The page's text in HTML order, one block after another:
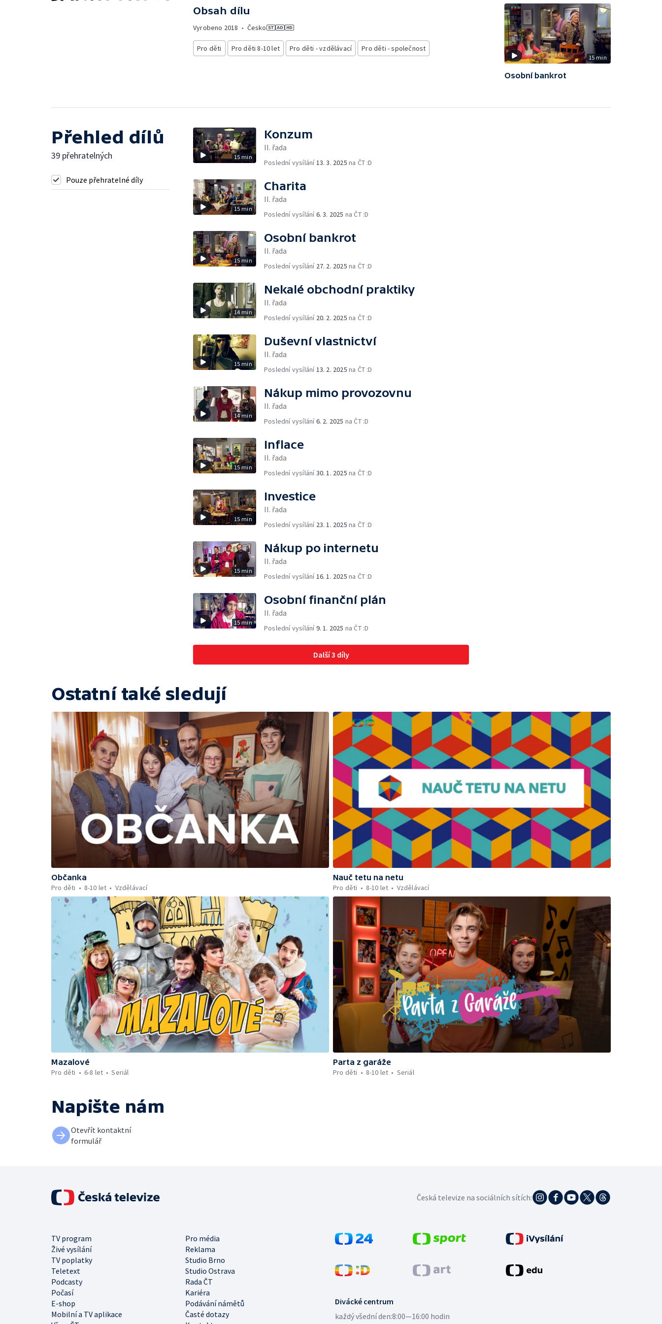
Obsah dílu
Vyrobeno 2018 • Česko
Pro děti Pro děti 8-10 let Pro děti - vzdělávací Pro děti - společnost
15 min
Osobní bankrot
Přehled dílů
39 přehratelných
Pouze přehratelné díly
15 min
Konzum
II. řada
Poslední vysílání 13. 3. 2025 na ČT :D
15 min
Charita
II. řada
Poslední vysílání6. 3. 2025 na ČT :D
15 min
Osobní bankrot
II. řada
Poslední vysílání 27. 2. 2025 na ČT :D
14 min
Nekalé obchodní praktiky
II. řada
Poslední vysílání 20. 2. 2025 na ČT :D
15 min
Duševní vlastnictví
II. řada
Poslední vysílání 13. 2. 2025 na ČT :D
14 min
Nákup mimo provozovnu
II. řada
Poslední vysílání6. 2. 2025 na ČT :D
15 min
Inflace
II. řada
Poslední vysílání30. 1. 2025 na ČT :D
15 min
Investice
II. řada
Poslední vysílání 23. 1. 2025 na ČT :D
15 min
Nákup po internetu
II. řada
Poslední vysílání 16. 1. 2025 na ČT :D
15 min
Osobní finanční plán
II. řada
Poslední vysílání9. 1. 2025 na ČT :D
Další 3 díly
Ostatní také sledují
Občanka
Pro děti
8-10 let Vzdělávací
Nauč tetu na netu
Pro děti
8-10 let Vzdělávací
Mazalové
Pro děti
6-8 let Seriál
Parta z garáže
Pro děti
8-10 let Seriál
Napište nám
Otevřít kontaktní
formulář
Divácké centrum
každý všední den:8:00—16:00 hodin
TV program
Pro média
Živé vysílání
Reklama
TV poplatky
Studio Brno
Teletext
Studio Ostrava
Podcasty
Rada ČT
Počasí
Kariéra
E-shop
Podávání námětů
Mobilní a TV aplikace
Časté dotazy
Česká televize na sociálních sítích: